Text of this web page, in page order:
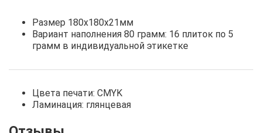
Размер 180х180х21мм
Вариант наполнения 80 грамм: 16 плиток по 5
грамм в индивидуальной этикетке
Цвета печати: CMYK
Ламинация: глянцевая